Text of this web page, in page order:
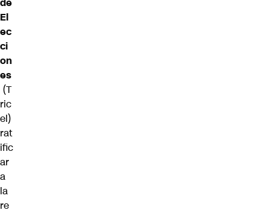
El
ec
ci
on
es
(T
ric
el)
rat
ific
ar
a
la
re